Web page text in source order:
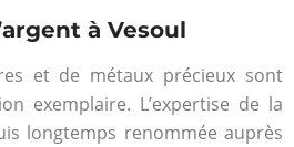
à Vesoul
et de métaux précieux sont
exemplaire. L’expertise de la
longtemps renommée auprès